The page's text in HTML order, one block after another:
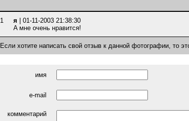
1 я | 01-11-2003 21:38:30
A мне очень нравится!
Если хотите написать свой отзыв к данной фотографии, то
имя
e-mail
комментарий